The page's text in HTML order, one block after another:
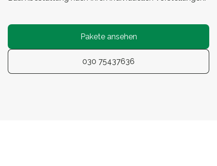
Pakete ansehen
030 75437636